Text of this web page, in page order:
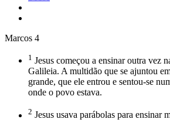
Marcos 4
1 Jesus começou a ensinar outra vez
Galileia. A multidão que se ajuntou
grande, que ele entrou e sentou-se
onde o povo estava.
2 Jesus usava parábolas para ensinar